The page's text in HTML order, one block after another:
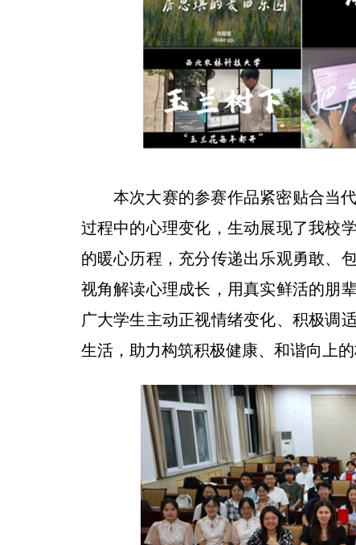
本次大赛的参赛作品紧密贴合当
过程中的心理变化，生动展现了我校
的暖心历程，充分传递出乐观勇敢、
视角解读心理成长，用真实鲜活的朋
广大学生主动正视情绪变化、积极调
生活，助力构筑积极健康、和谐向上的